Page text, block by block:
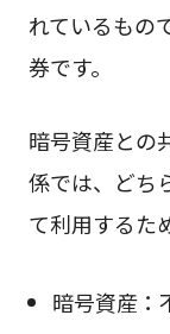
れているもの
券です。
暗号資産との
係では、どち
て利用するた
暗号資産：